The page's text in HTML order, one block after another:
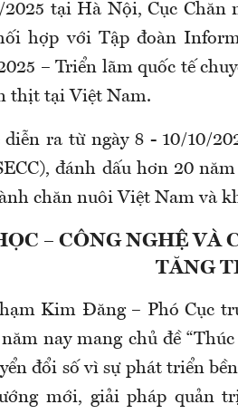
2025 tại Hà Nội, Cục
hợp với Tập đoàn
– Triển lãm quốc tế
thịt tại Việt Nam.
diễn ra từ ngày 8 - 10/10/
đánh dấu hơn 20
chăn nuôi Việt Nam và
– CÔNG NGHỆ VÀ
TĂNG
Kim Đăng – Phó Cục
nay mang chủ đề
đổi số vì sự phát triển
mới, giải pháp quản